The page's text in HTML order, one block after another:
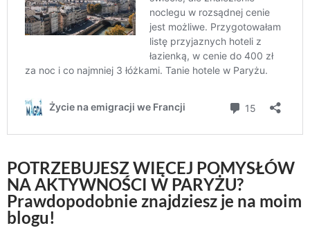
POTRZEBUJESZ WIĘCEJ POMYSŁÓW
NA AKTYWNOŚCI W PARYŻU?
Prawdopodobnie znajdziesz je na moim
blogu!